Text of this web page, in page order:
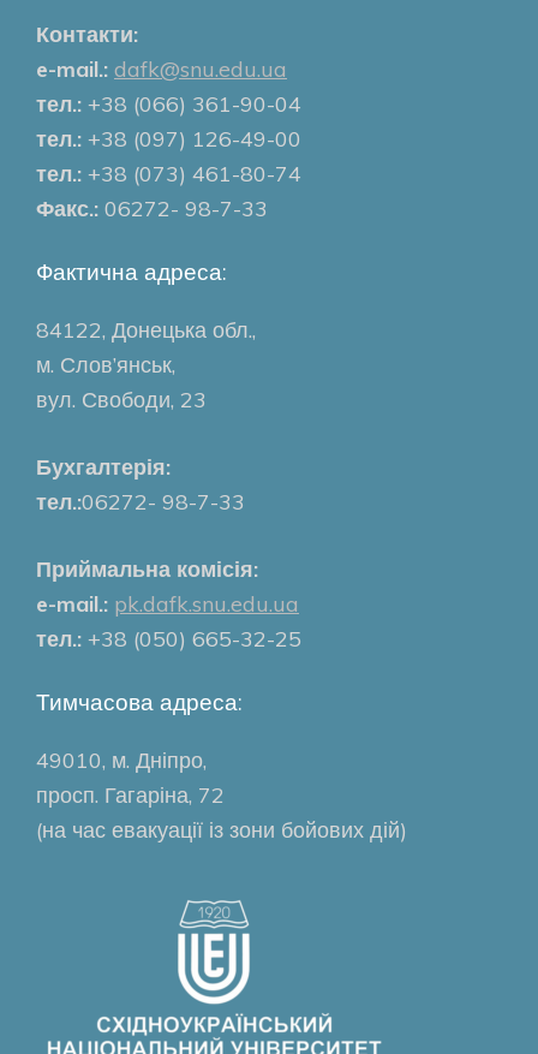
Контакти:
e-mail.: dafk@snu.edu.ua
тел.: +38 (066) 361-90-04
тел.: +38 (097) 126-49-00
тел.: +38 (073) 461-80-74
Факс.: 06272- 98-7-33
Фактична адреса:
84122, Донецька обл.,
м. Слов’янськ,
вул. Свободи, 23
Бухгалтерія:
тел.:06272- 98-7-33
Приймальна комісія:
e-mail.: pk.dafk.snu.edu.ua
тел.: +38 (050) 665-32-25
Тимчасова адреса:
49010, м. Дніпро,
просп. Гагаріна, 72
(на час евакуації із зони бойових дій)